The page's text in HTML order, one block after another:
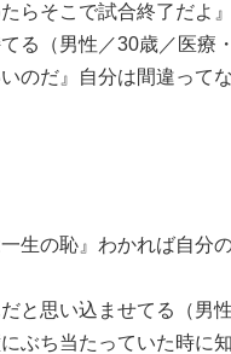
らそこで試合終了だよ
る（男性／30歳／医療・
のだ』自分は間違って
生の恥』わかれば自分
と思い込ませてる（男
ぶち当たっていた時に